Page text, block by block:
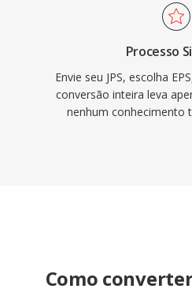
Processo
Envie seu JPS, escolha
conversão inteira leva
nenhum conhecimento
Como converter